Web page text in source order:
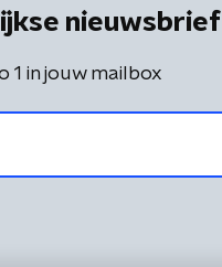
nieuwsbrief
1 in jouw mailbox